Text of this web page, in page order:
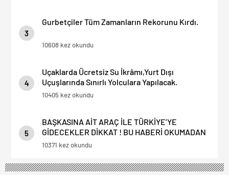
3
Gurbetçiler Tüm Zamanların Rekorunu Kırdı.
10608 kez okundu
4
Uçaklarda Ücretsiz Su İkrâmı,Yurt Dışı
Uçuşlarında Sınırlı Yolculara Yapılacak.
10405 kez okundu
5
BAŞKASINA AİT ARAÇ İLE TÜRKİYE’YE
GİDECEKLER DİKKAT ! BU HABERİ OKUMADAN
YOLA ÇIKMAYIN.
10371 kez okundu